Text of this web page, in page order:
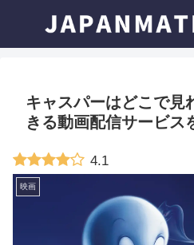
キャスパーはどこで見
きる動画配信サービス
4.1
映画